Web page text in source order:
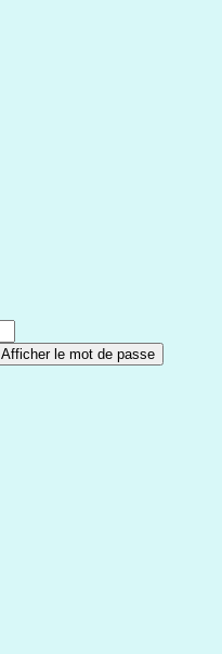
Afficher le mot de passe